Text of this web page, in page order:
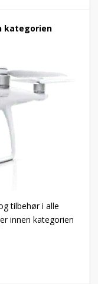
kategorien
tilbehør i alle
innen kategorien